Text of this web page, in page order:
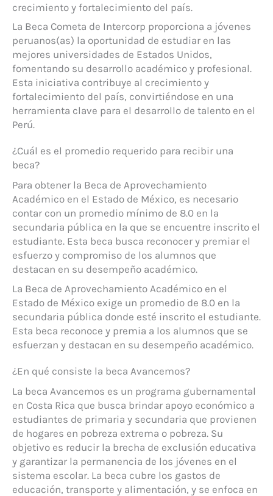
crecimiento y fortalecimiento del país.
La Beca Cometa de Intercorp proporciona a jóvenes
peruanos(as) la oportunidad de estudiar en las
mejores universidades de Estados Unidos,
fomentando su desarrollo académico y profesional.
Esta iniciativa contribuye al crecimiento y
fortalecimiento del país, convirtiéndose en una
herramienta clave para el desarrollo de talento en el
Perú.
¿Cuál es el promedio requerido para recibir una
beca?
Para obtener la Beca de Aprovechamiento
Académico en el Estado de México, es necesario
contar con un promedio mínimo de 8.0 en la
secundaria pública en la que se encuentre inscrito el
estudiante. Esta beca busca reconocer y premiar el
esfuerzo y compromiso de los alumnos que
destacan en su desempeño académico.
La Beca de Aprovechamiento Académico en el
Estado de México exige un promedio de 8.0 en la
secundaria pública donde esté inscrito el estudiante.
Esta beca reconoce y premia a los alumnos que se
esfuerzan y destacan en su desempeño académico.
¿En qué consiste la beca Avancemos?
La beca Avancemos es un programa gubernamental
en Costa Rica que busca brindar apoyo económico a
estudiantes de primaria y secundaria que provienen
de hogares en pobreza extrema o pobreza. Su
objetivo es reducir la brecha de exclusión educativa
y garantizar la permanencia de los jóvenes en el
sistema escolar. La beca cubre los gastos de
educación, transporte y alimentación, y se enfoca en